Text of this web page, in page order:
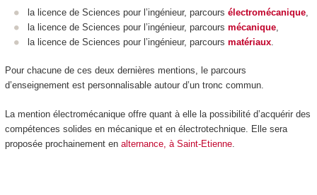
la licence de Sciences pour l’ingénieur, parcours électromécanique
la licence de Sciences pour l’ingénieur, parcours mécanique
la licence de Sciences pour l’ingénieur, parcours matériaux
Pour chacune de ces deux dernières mentions, le parcours
d’enseignement est personnalisable autour d’un tronc commun.
La mention électromécanique offre quant à elle la possibilité d’acquérir des
compétences solides en mécanique et en électrotechnique. Elle sera
proposée prochainement en alternance, à Saint-Etienne.